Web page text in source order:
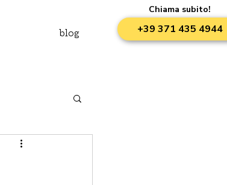
Chiama subito!
blog +39 371 435 4944